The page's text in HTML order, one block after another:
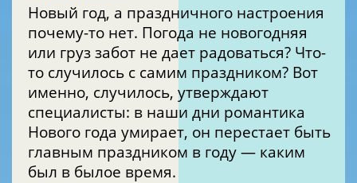
Новый год, а праздничного настроения
почему-то нет. Погода не новогодняя
или груз забот не дает радоваться? Что-
то случилось с самим праздником? Вот
именно, случилось, утверждают
специалисты: в наши дни романтика
Нового года умирает, он перестает быть
главным праздником в году — каким
был в былое время.